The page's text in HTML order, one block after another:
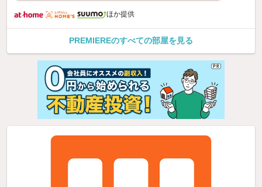
ほか提供
PREMIEREのすべての部屋を見る